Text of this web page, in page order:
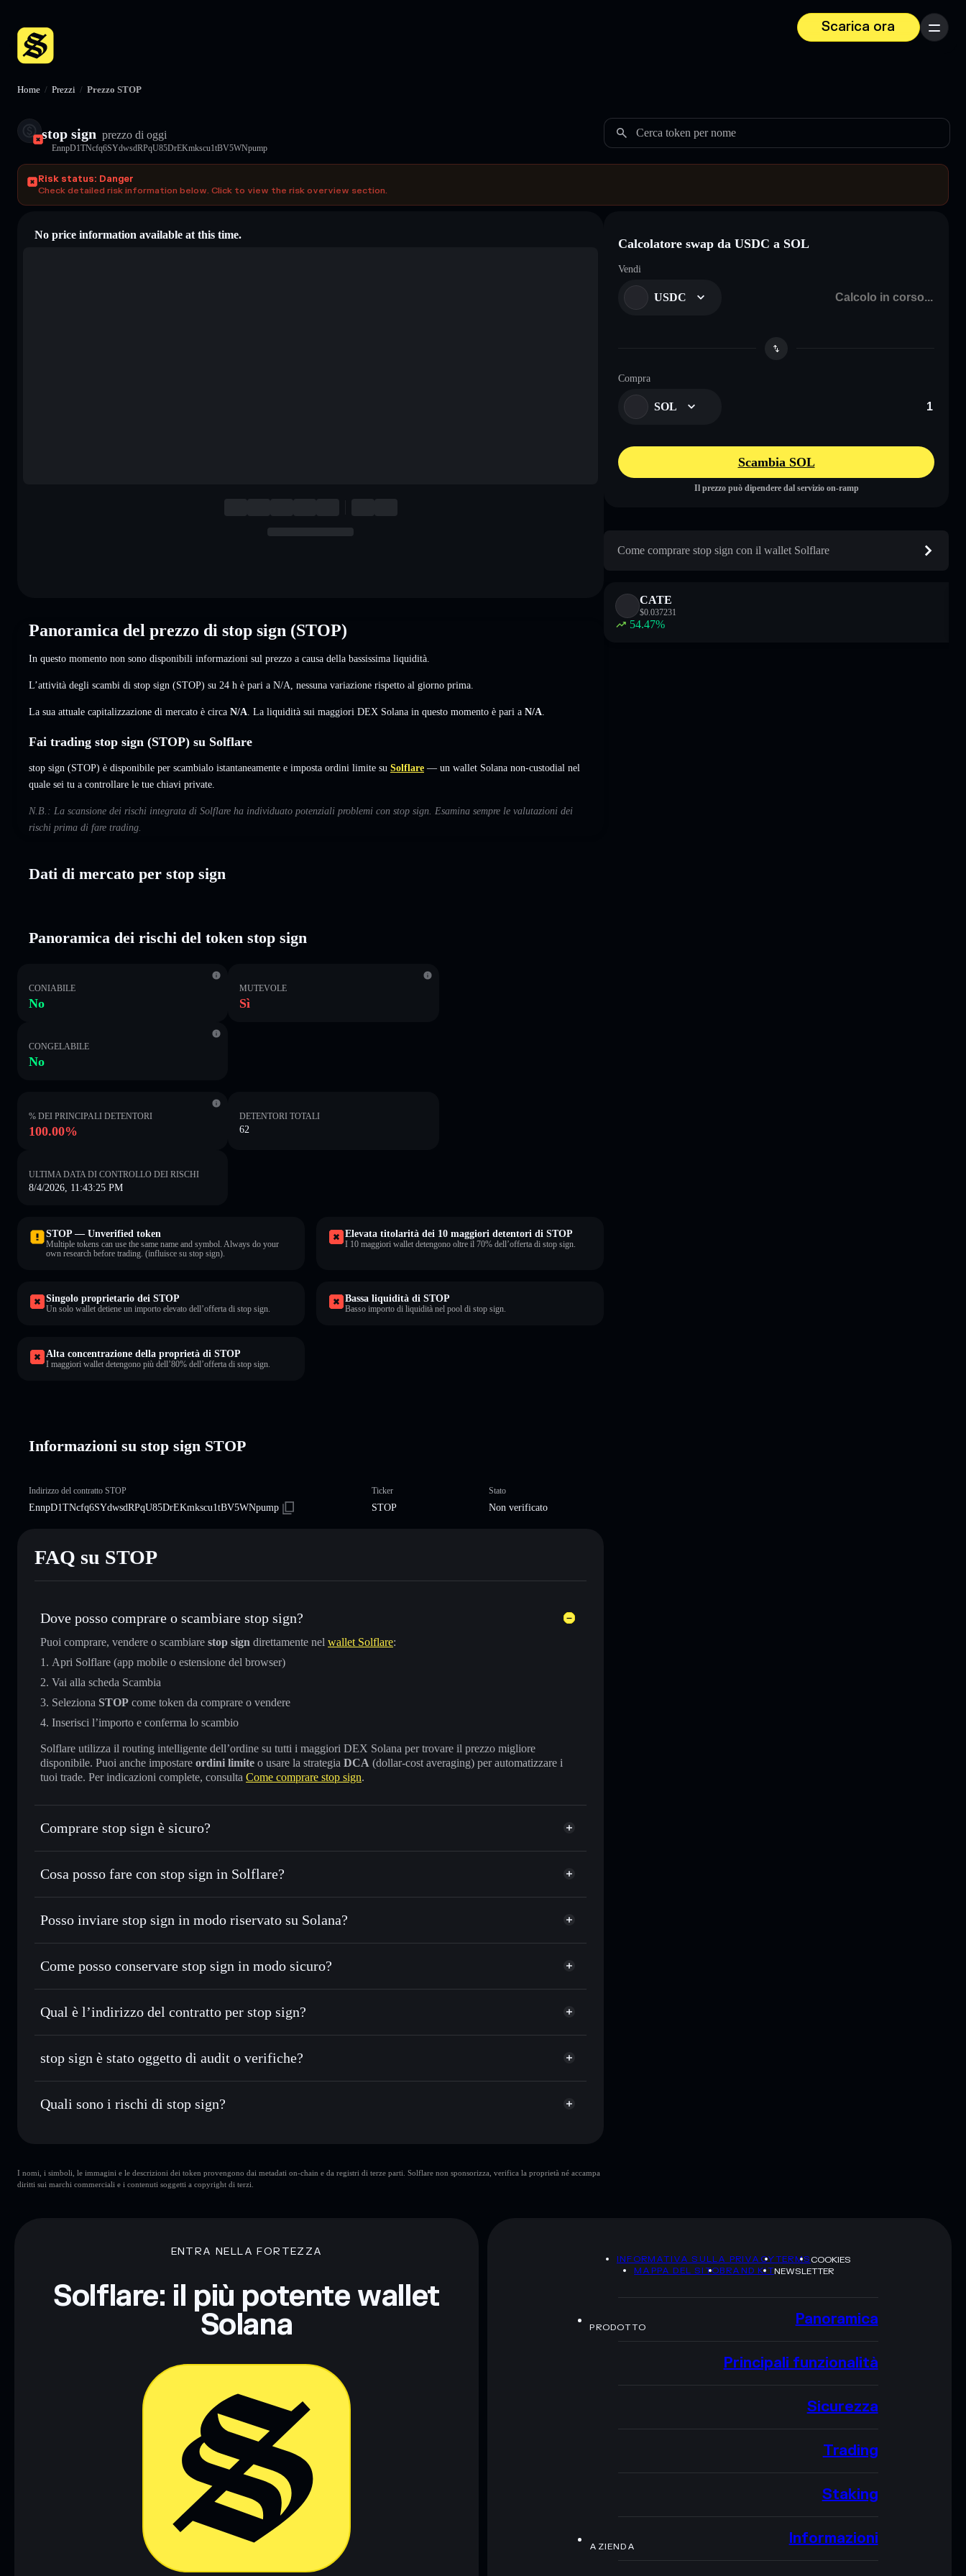
Scarica ora
Menu
Home / Prezzi / Prezzo STOP
stop sign prezzo di oggi
EnnpD1TNcfq6SYdwsdRPqU85DrEKmkscu1tBV5WNpump
Cerca token per nome
Risk status: Danger
Check detailed risk information below. Click to view the risk overview section.
No price information available at this time.
Panoramica del prezzo di stop sign (STOP)
In questo momento non sono disponibili informazioni sul prezzo a causa della bassissima liquidità.
L’attività degli scambi di stop sign (STOP) su 24 h è pari a N/A nessuna variazione rispetto al giorno prima.
La sua attuale capitalizzazione di mercato è circa N/A . La liquidità sui maggiori DEX Solana in questo momento è pari a N/A
Fai trading stop sign (STOP) su Solflare
stop sign (STOP) è disponibile per scambialo istantaneamente e imposta ordini limite su Solflare — un wallet Solana non-custodial nel
quale sei tu a controllare le tue chiavi private.
N.B.: La scansione dei rischi integrata di Solflare ha individuato potenziali problemi con stop sign. Esamina sempre le valutazioni dei
rischi prima di fare trading.
Dati di mercato per stop sign
Panoramica dei rischi del token stop sign
CONIABILE
No
MUTEVOLE
Sì
CONGELABILE
No
% DEI PRINCIPALI DETENTORI
100.00%
DETENTORI TOTALI
62
ULTIMA DATA DI CONTROLLO DEI RISCHI
8/4/2026, 11:43:25 PM
STOP — Unverified token
Multiple tokens can use the same name and symbol. Always do your
own research before trading. (influisce su stop sign).
Elevata titolarità dei 10 maggiori detentori di STOP
I 10 maggiori wallet detengono oltre il 70% dell’offerta di stop sign.
Singolo proprietario dei STOP
Un solo wallet detiene un importo elevato dell’offerta di stop sign.
Bassa liquidità di STOP
Basso importo di liquidità nel pool di stop sign.
Alta concentrazione della proprietà di STOP
I maggiori wallet detengono più dell’80% dell’offerta di stop sign.
Informazioni su stop sign STOP
Indirizzo del contratto STOP
EnnpD1TNcfq6SYdwsdRPqU85DrEKmkscu1tBV5WNpump
Ticker
STOP
Stato
Non verificato
FAQ su STOP
Dove posso comprare o scambiare stop sign?
Puoi comprare, vendere o scambiare stop sign direttamente nel wallet Solflare:
Apri Solflare (app mobile o estensione del browser)
Vai alla scheda Scambia
Seleziona STOP come token da comprare o vendere
Inserisci l’importo e conferma lo scambio
Solflare utilizza il routing intelligente dell’ordine su tutti i maggiori DEX Solana per trovare il prezzo migliore
disponibile. Puoi anche impostare ordini limite o usare la strategia DCA (dollar-cost averaging) per automatizzare i
tuoi trade. Per indicazioni complete, consulta Come comprare stop sign.
Comprare stop sign è sicuro?
stop sign non è verificato
Cosa posso fare con stop sign in Solflare?
stop sign
wallet Solflare
Scambiare istantaneamente— scambia STOP in SOL, USDC o in migliaia di altri token Solana al prezzo migliore
Usare il DCA— applica la strategia dollar-cost average su STOP nel tempo
Inviare in modo riservato— trasferisci STOP senza collegare pubblicamente i wallet usando l’Aggregatore di
privacy incorporato di Solflare
esclusivo controllo delle tue chiavi private
Posso inviare stop sign in modo riservato su Solana?
Aggregatore di privacy
Come posso conservare stop sign in modo sicuro?
stop sign wallet non-custodial Solflare
Qual è l’indirizzo del contratto per stop sign?
stop sign
EnnpD1TNcfq6SYdwsdRPqU85DrEKmkscu1tBV5WNpump
stop sign è stato oggetto di audit o verifiche?
stop sign non è verificato
Quali sono i rischi di stop sign?
wallet
stop sign
singolo wallet
I nomi, i simboli, le immagini e le descrizioni dei token provengono dai metadati on-chain e da registri di terze parti. Solflare non sponsorizza, verifica la proprietà né accampa
diritti sui marchi commerciali e i contenuti soggetti a copyright di terzi.
Calcolatore swap da USDC a SOL
Vendi
USDC
Compra
SOL
Scambia SOL
Il prezzo può dipendere dal servizio on-ramp
Come comprare stop sign con il wallet Solflare
CATE
$0.037231
54.47%
ENTRA NELLA FORTEZZA
Solflare: il più potente wallet
Solana
INFORMATIVA SULLA PRIVACYTERMSCOOKIES
MAPPA DEL SITOBRAND KITNEWSLETTER
PRODOTTO Panoramica
Principali funzionalità
Sicurezza
Trading
Staking
AZIENDA Informazioni